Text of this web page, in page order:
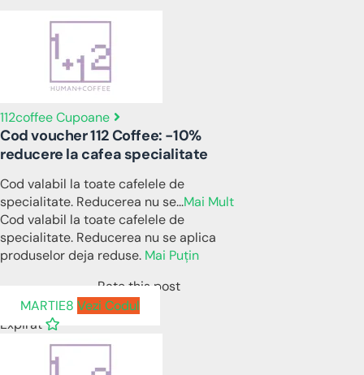
112coffee Cupoane
Cod voucher 112 Coffee: -10%
reducere la cafea specialitate
Cod valabil la toate cafelele de
specialitate. Reducerea nu se...Mai Mult
Cod valabil la toate cafelele de
specialitate. Reducerea nu se aplica
produselor deja reduse. Mai Puțin
Rate this post
MARTIE8 Vezi Codul
Expirat